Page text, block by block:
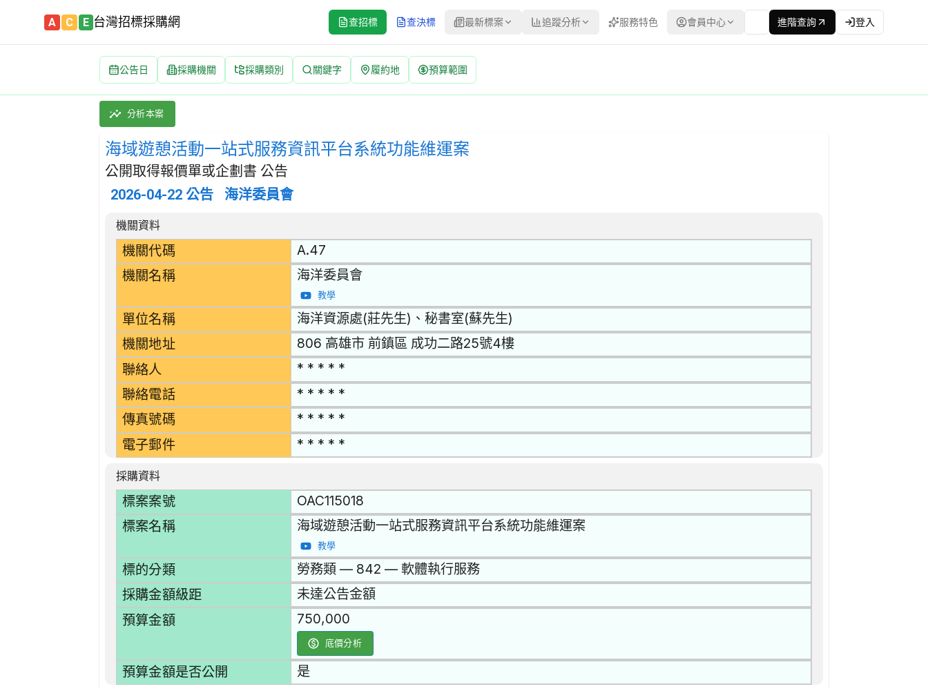
A C E 台灣招標採購網 查招標 查決標 最新標案 追蹤分析 服務特色 會員中心 進階查詢 登入
公告日 採購機關 採購類別 關鍵字 履約地 預算範圍
海域遊憩活動一站式服務資訊平台系統功能維運案 招標公告 | 案號：OAC115018 | 公開取得報價單或企劃書 公告
採購類別：勞務類 軟體執行服務 | 招標方式：公開取得報價單或企劃書 | 決標方式：參考最有利標精神 | 資料來源：台灣政府電子採購網（公共工程委員會） | 更新時
分析本案
海域遊憩活動一站式服務資訊平台系統功能維運案
公開取得報價單或企劃書 公告
2026-04-22 公告 海洋委員會
招標公告詳細內容
機關資料
機關代碼 A.47
機關名稱 海洋委員會
教學
單位名稱 海洋資源處(莊先生)、秘書室(蘇先生)
機關地址 806 高雄市 前鎮區 成功二路25號4樓
聯絡人 * * * * *
聯絡電話 * * * * *
傳真號碼 * * * * *
電子郵件 * * * * *
採購資料
標案案號 OAC115018
標案名稱 海域遊憩活動一站式服務資訊平台系統功能維運案
教學
標的分類 勞務類 — 842 — 軟體執行服務
採購金額級距 未達公告金額
預算金額 750,000
底價分析
預算金額是否公開 是